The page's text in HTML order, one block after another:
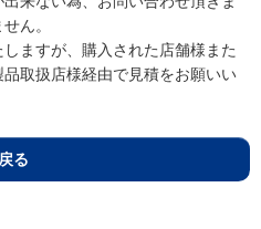
ん。
ますが、購入された店舗様また
取扱店様経由で見積をお願いい
戻る